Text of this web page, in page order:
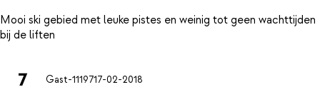
Mooi ski gebied met leuke pistes en weinig tot geen wachttijden
7 Gast-1119717-02-2018